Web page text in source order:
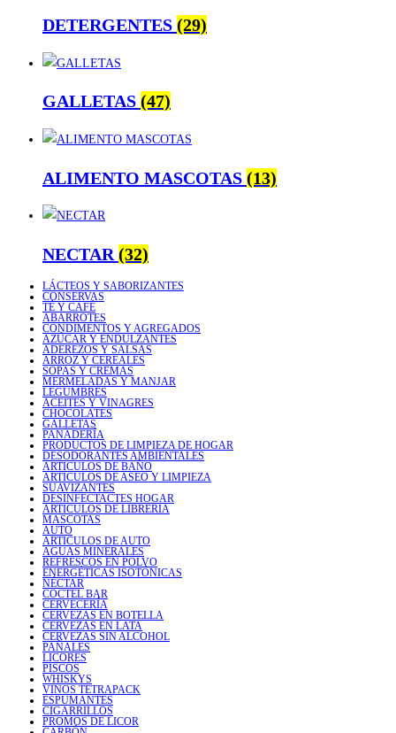
DETERGENTES (29)
GALLETAS (47)
ALIMENTO MASCOTAS (13)
NECTAR (32)
LÁCTEOS Y SABORIZANTES
CONSERVAS
TÉ Y CAFÉ
ABARROTES
CONDIMENTOS Y AGREGADOS
AZÚCAR Y ENDULZANTES
ADEREZOS Y SALSAS
ARROZ Y CEREALES
SOPAS Y CREMAS
MERMELADAS Y MANJAR
LEGUMBRES
ACEITES Y VINAGRES
CHOCOLATES
GALLETAS
PANADERÍA
PRODUCTOS DE LIMPIEZA DE HOGAR
DESODORANTES AMBIENTALES
ARTICULOS DE BAÑO
ARTICULOS DE ASEO Y LIMPIEZA
SUAVIZANTES
DESINFECTACTES HOGAR
ARTICULOS DE LIBRERIA
MASCOTAS
AUTO
ARTICULOS DE AUTO
AGUAS MINERALES
REFRESCOS EN POLVO
ENERGÉTICAS ISOTÓNICAS
NÉCTAR
COCTEL BAR
CERVECERÍA
CERVEZAS EN BOTELLA
CERVEZAS EN LATA
CERVEZAS SIN ALCOHOL
PAÑALES
LICORES
PISCOS
WHISKYS
VINOS TETRAPACK
ESPUMANTES
CIGARRILLOS
PROMOS DE LICOR